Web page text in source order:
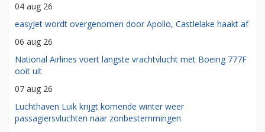
04 aug 26
easyJet wordt overgenomen door Apollo, Castlelake haakt af
06 aug 26
National Airlines voert langste vrachtvlucht met Boeing 777F
ooit uit
07 aug 26
Luchthaven Luik krijgt komende winter weer
passagiersvluchten naar zonbestemmingen